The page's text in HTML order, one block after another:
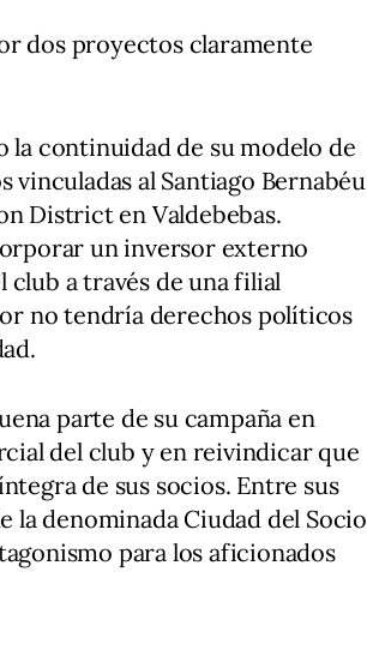
dos proyectos claramente
la continuidad de su modelo de
vinculadas al Santiago Bernabéu
District en Valdebebas.
un inversor externo
club a través de una filial
no tendría derechos políticos
parte de su campaña en
del club y en reivindicar que
de sus socios. Entre sus
denominada Ciudad del Socio
para los aficionados